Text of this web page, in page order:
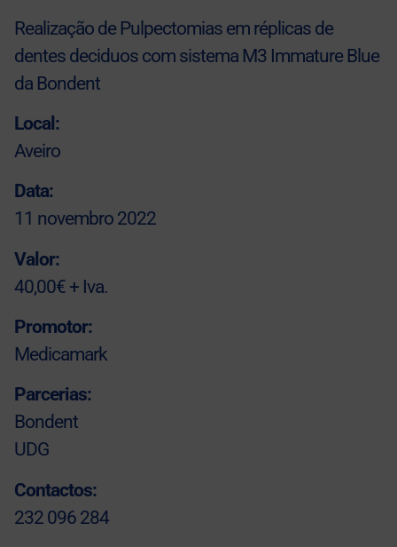
Realização de Pulpectomias em réplicas de
dentes deciduos com sistema M3 Immature Blue
da Bondent
Local:
Aveiro
Data:
11 novembro 2022
Valor:
40,00€ + Iva.
Promotor:
Medicamark
Parcerias:
Bondent
UDG
Contactos:
232 096 284